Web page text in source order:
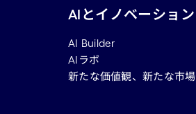
AIとイノベーション
AI Builder
AIラボ
新たな価値観、新たな市場